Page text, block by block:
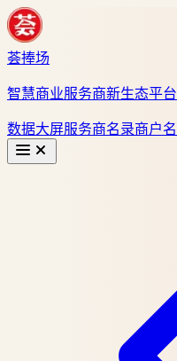
荟捧场
智慧商业服务商新生态平台
数据大屏服务商名录商户